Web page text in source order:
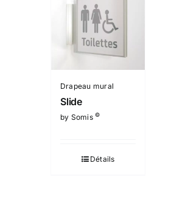
Drapeau mural
Slide
by Somis©
Détails